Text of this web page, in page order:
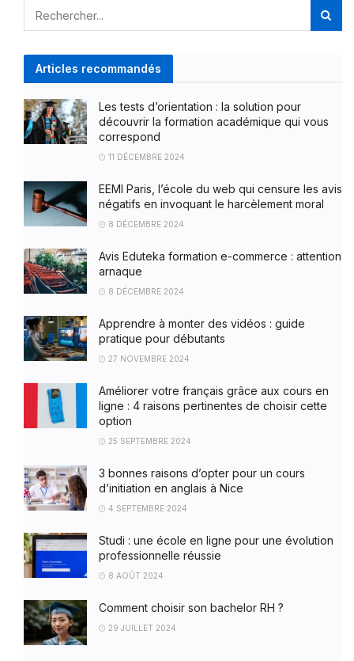
Articles recommandés
Les tests d’orientation : la solution pour
découvrir la formation académique qui vous
correspond
11 DÉCEMBRE 2024
EEMI Paris, l’école du web qui censure les avis
négatifs en invoquant le harcèlement moral
8 DÉCEMBRE 2024
Avis Eduteka formation e-commerce : attention
arnaque
8 DÉCEMBRE 2024
Apprendre à monter des vidéos : guide
pratique pour débutants
27 NOVEMBRE 2024
Améliorer votre français grâce aux cours en
ligne : 4 raisons pertinentes de choisir cette
option
25 SEPTEMBRE 2024
3 bonnes raisons d’opter pour un cours
d’initiation en anglais à Nice
4 SEPTEMBRE 2024
Studi : une école en ligne pour une évolution
professionnelle réussie
8 AOÛT 2024
Comment choisir son bachelor RH ?
29 JUILLET 2024